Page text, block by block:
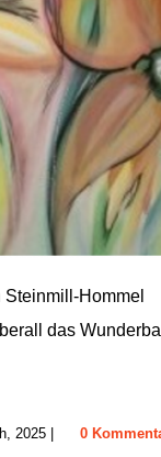
Steinmill-Hommel
das
2025 | 0